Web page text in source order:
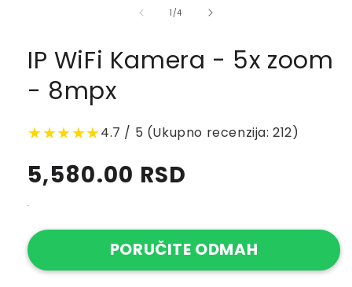
1 /of
4
IP WiFi Kamera - 5x zoom
- 8mpx
★★★★★4.7 / 5 (Ukupno recenzija: 212)
Regular
price
5,580.00 RSD
.
PORUČITE ODMAH